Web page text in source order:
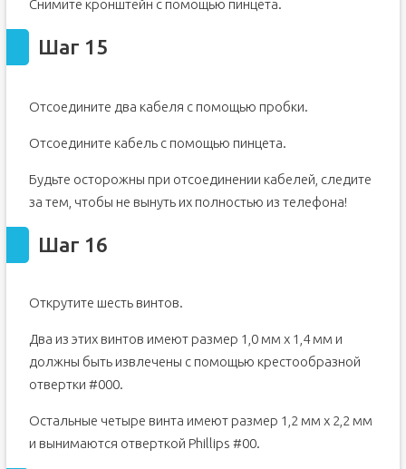
Снимите кронштейн с помощью пинцета.
Шаг 15
Отсоедините два кабеля с помощью пробки.
Отсоедините кабель с помощью пинцета.
Будьте осторожны при отсоединении кабелей, следите
за тем, чтобы не вынуть их полностью из телефона!
Шаг 16
Открутите шесть винтов.
Два из этих винтов имеют размер 1,0 мм x 1,4 мм и
должны быть извлечены с помощью крестообразной
отвертки #000.
Остальные четыре винта имеют размер 1,2 мм x 2,2 мм
и вынимаются отверткой Phillips #00.